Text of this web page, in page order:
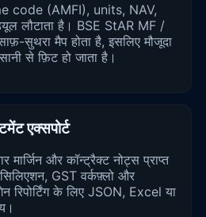
code (AMFI), units, NAV,
लौटाता है। BSE StAR MF /
सुथरा मैप होता है, इसलिए मौजूदा
से फ़िट हो जाता है।
एक्सपोर्ट
और कॉन्ट्रैक्ट नोट्स प्राप्त
GST वर्कफ़्लो और
के लिए JSON, Excel या